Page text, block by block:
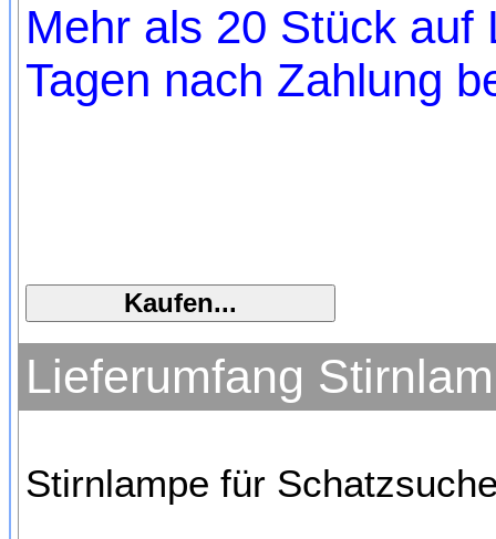
Mehr als 20 Stück auf
Tagen nach Zahlung
Lieferumfang
Stirnlampe für